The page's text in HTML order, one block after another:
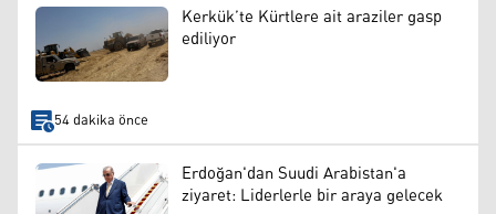
Kerkük’te Kürtlere ait araziler gasp
ediliyor
54 dakika önce
Erdoğan'dan Suudi Arabistan'a
ziyaret: Liderlerle bir araya gelecek